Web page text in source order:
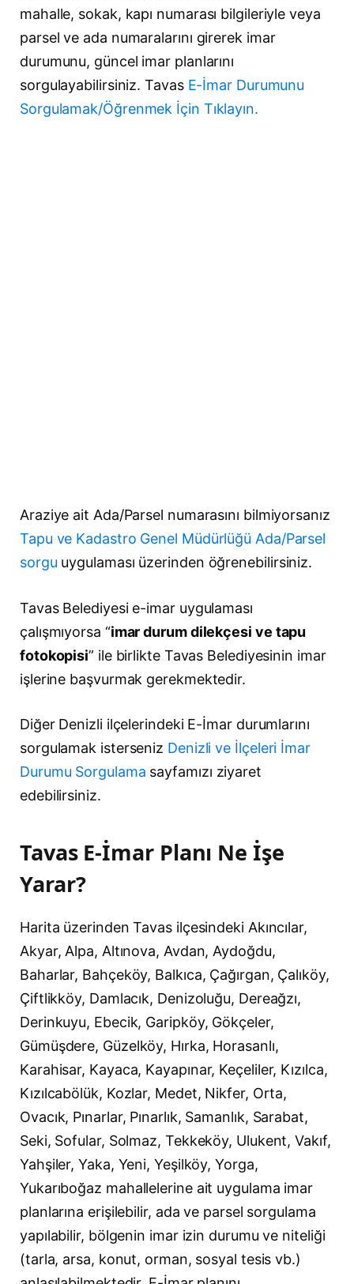
mahalle, sokak, kapı numarası bilgileriyle veya
parsel ve ada numaralarını girerek imar
durumunu, güncel imar planlarını
sorgulayabilirsiniz. Tavas E-İmar Durumunu
Sorgulamak/Öğrenmek İçin Tıklayın.
Araziye ait Ada/Parsel numarasını bilmiyorsanız
Tapu ve Kadastro Genel Müdürlüğü Ada/Parsel
sorgu uygulaması üzerinden öğrenebilirsiniz.
Tavas Belediyesi e-imar uygulaması
çalışmıyorsa “imar durum dilekçesi ve tapu
fotokopisi” ile birlikte Tavas Belediyesinin imar
işlerine başvurmak gerekmektedir.
Diğer Denizli ilçelerindeki E-İmar durumlarını
sorgulamak isterseniz Denizli ve İlçeleri İmar
Durumu Sorgulama sayfamızı ziyaret
edebilirsiniz.
Tavas E-İmar Planı Ne İşe
Yarar?
Harita üzerinden Tavas ilçesindeki Akıncılar,
Akyar, Alpa, Altınova, Avdan, Aydoğdu,
Baharlar, Bahçeköy, Balkıca, Çağırgan, Çalıköy,
Çiftlikköy, Damlacık, Denizoluğu, Dereağzı,
Derinkuyu, Ebecik, Garipköy, Gökçeler,
Gümüşdere, Güzelköy, Hırka, Horasanlı,
Karahisar, Kayaca, Kayapınar, Keçeliler, Kızılca,
Kızılcabölük, Kozlar, Medet, Nikfer, Orta,
Ovacık, Pınarlar, Pınarlık, Samanlık, Sarabat,
Seki, Sofular, Solmaz, Tekkeköy, Ulukent, Vakıf,
Yahşiler, Yaka, Yeni, Yeşilköy, Yorga,
Yukarıboğaz mahallelerine ait uygulama imar
planlarına erişilebilir, ada ve parsel sorgulama
yapılabilir, bölgenin imar izin durumu ve niteliği
(tarla, arsa, konut, orman, sosyal tesis vb.)